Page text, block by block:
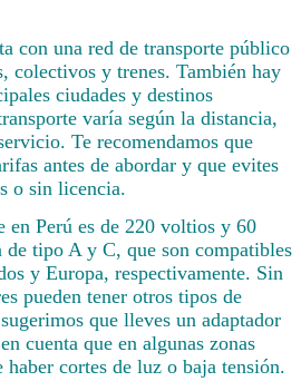
con una red de transporte público
colectivos y trenes. También hay
ciudades y destinos
varía según la distancia,
Te recomendamos que
antes de abordar y que evites
o sin licencia.
en Perú es de 220 voltios y 60
de tipo A y C, que son compatibles
y Europa, respectivamente. Sin
pueden tener otros tipos de
que lleves un adaptador
cuenta que en algunas zonas
haber cortes de luz o baja tensión.